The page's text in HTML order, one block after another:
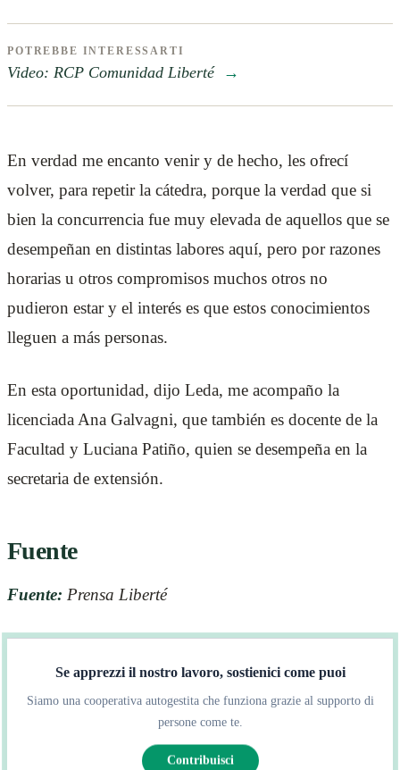
POTREBBE INTERESSARTI
Video: RCP Comunidad Liberté →
En verdad me encanto venir y de hecho, les ofrecí
volver, para repetir la cátedra, porque la verdad que si
bien la concurrencia fue muy elevada de aquellos que se
desempeñan en distintas labores aquí, pero por razones
horarias u otros compromisos muchos otros no
pudieron estar y el interés es que estos conocimientos
lleguen a más personas.
En esta oportunidad, dijo Leda, me acompaño la
licenciada Ana Galvagni, que también es docente de la
Facultad y Luciana Patiño, quien se desempeña en la
secretaria de extensión.
Fuente
Fuente: Prensa Liberté
Se apprezzi il nostro lavoro, sostienici come puoi
Siamo una cooperativa autogestita che funziona grazie al supporto di
persone come te.
Contribuisci